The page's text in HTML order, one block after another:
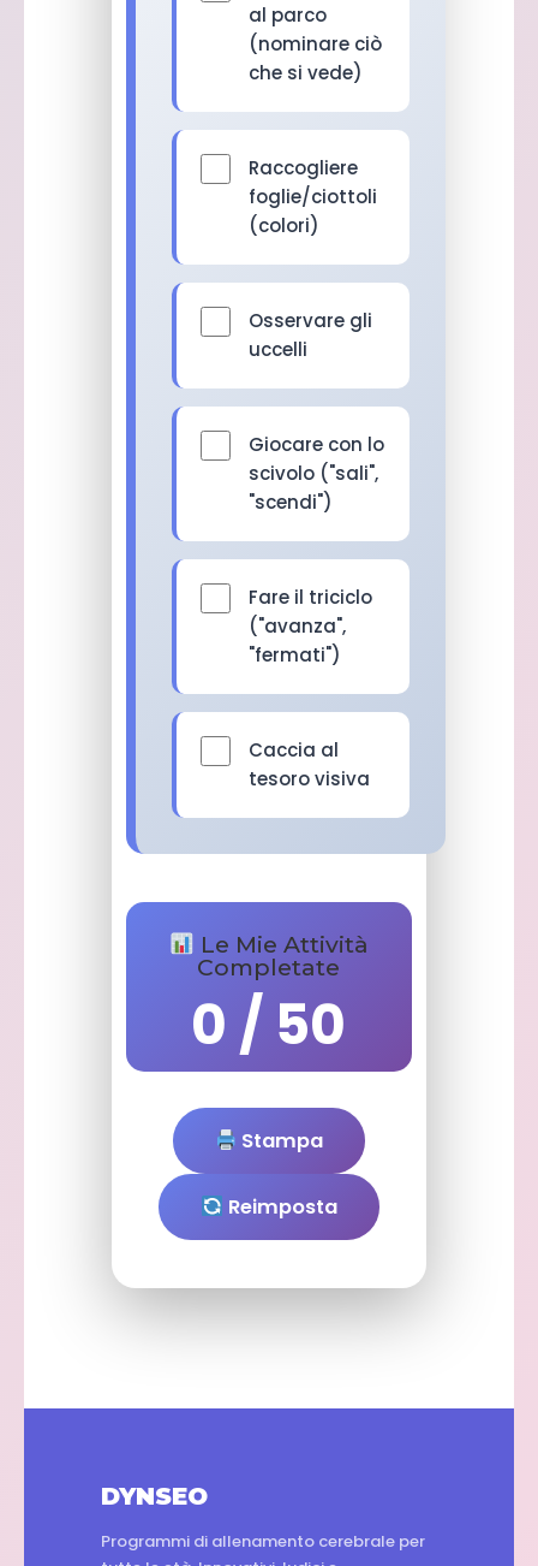
al parco
(nominare ciò
che si vede)
Raccogliere
foglie/ciottoli
(colori)
Osservare gli
uccelli
Giocare con lo
scivolo ("sali",
"scendi")
Fare il triciclo
("avanza",
"fermati")
Caccia al
tesoro visiva
Le Mie Attività
Completate
0 / 50
Stampa
Reimposta
DYNSEO
Programmi di allenamento cerebrale per